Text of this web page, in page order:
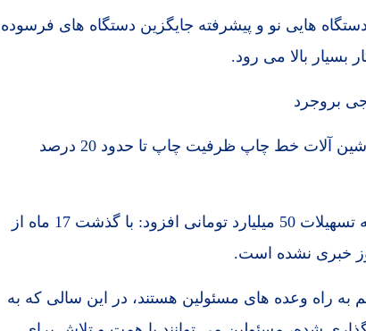
هایی نو و پیشرفته جایگزین دستگاه های فرسوده
بسیار بالا می رود.
اعلایی اظهار داشت: با خرید یک دستگاه ماشین آلات خط چاپ ظرفیت چاپ تا حدود 20 درصد
مدیر کارخانجات نساجی بروجرد با اشاره به تسهیلات 50 میلیارد تومانی افزود: با گذشت 17 ماه از
خبری نشده است.
به راه وعده های مسئولین هستند، در این سالی که به